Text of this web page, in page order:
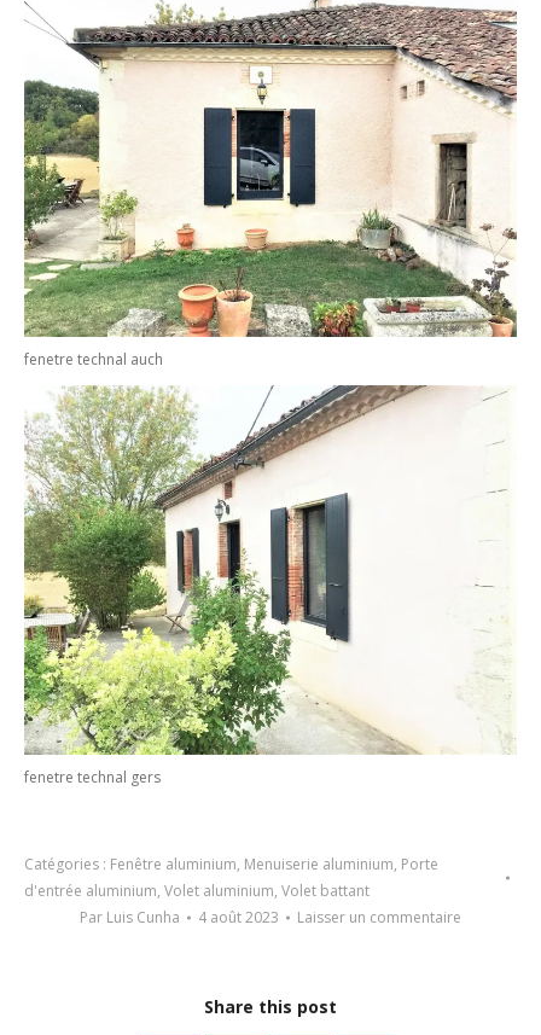
fenetre technal auch
fenetre technal gers
Catégories : Fenêtre aluminium, Menuiserie aluminium, Porte
d'entrée aluminium, Volet aluminium, Volet battant
Par Luis Cunha 4 août 2023 Laisser un commentaire
Share this post